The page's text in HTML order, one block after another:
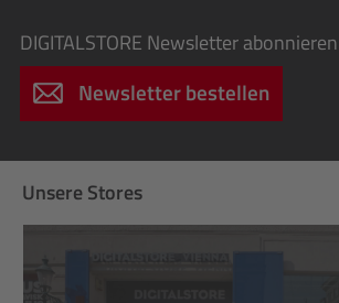
DIGITALSTORE Newsletter abonnieren
Newsletter bestellen
Unsere Stores